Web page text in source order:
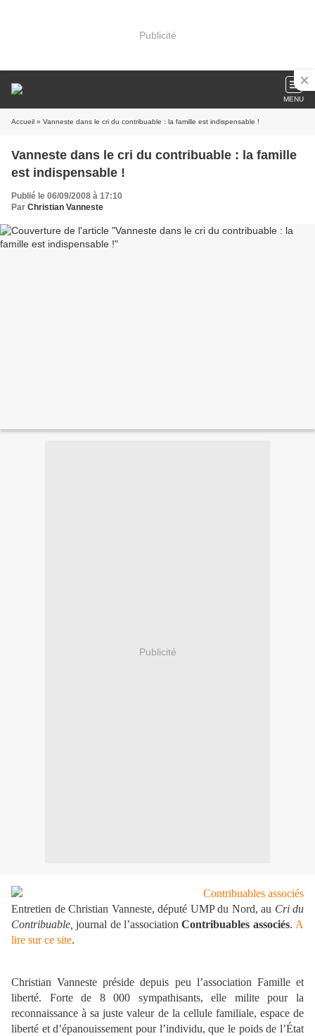
Publicité
MENU
Accueil » Vanneste dans le cri du contribuable : la famille est indispensable !
Vanneste dans le cri du contribuable : la famille
est indispensable !
Publié le 06/09/2008 à 17:10
Par Christian Vanneste
Publicité
Entretien de Christian Vanneste, député UMP du Nord, au Cri du
Contribuable, journal de l’associationContribuables associés. A
lire sur ce site.
Christian Vanneste préside depuis peu l’association Famille et
liberté. Forte de 8 000 sympathisants, elle milite pour la
reconnaissance à sa juste valeur de la cellule familiale, espace de
liberté et d’épanouissement pour l’individu, que le poids de l’État